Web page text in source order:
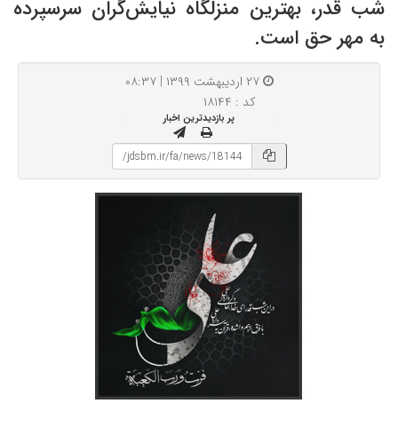
شب قدر، بهترین منزلگاه نیایش‌گران سرسپرده
به مهر حق است.
۲۷ اردیبهشت ۱۳۹۹ | ۰۸:۳۷
کد : ۱۸۱۴۴
پر بازدیدترین اخبار